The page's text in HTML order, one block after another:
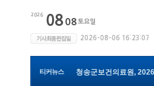
티커뉴스
윤경희 청송군수, 휴가
(사)한국여성농업인 청
청송군보건의료원,